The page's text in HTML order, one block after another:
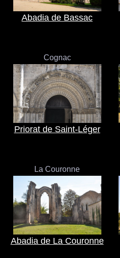
Abadia de Bassac
Cognac
Priorat de Saint-Léger
La Couronne
Abadia de La Couronne